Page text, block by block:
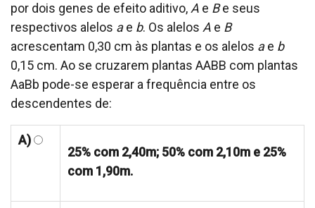
por dois genes de efeito aditivo, A e Be seus
respectivos alelos ae b. Os alelos A e B
acrescentam 0,30 cm às plantas e os alelos ae b
0,15 cm. Ao se cruzarem plantas AABB com plantas
AaBb pode-se esperar a frequência entre os
descendentes de:
A)
25% com 2,40m; 50% com 2,10m e 25%
com 1,90m.